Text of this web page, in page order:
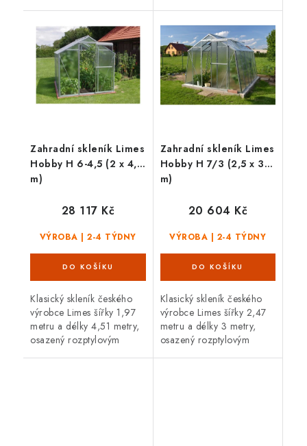
1 střešními a 1 čelním
oknem v...
dveřmi, 2 střešními a 1
čelním oknem v
základním...
Zahradní skleník Limes
Hobby H 6-4,5 (2 x 4,5
m)
VÝROBA | 2-4 TÝDNY
28 117 Kč
Klasický skleník českého
výrobce Limes šířky 1,97
metru a délky 4,51 metry,
osazený rozptylovým
Zahradní skleník Limes
Hobby H 7/3 (2,5 x 3
m)
VÝROBA | 2-4 TÝDNY
20 604 Kč
Klasický skleník českého
výrobce Limes šířky 2,47
metru a délky 3 metry,
osazený rozptylovým